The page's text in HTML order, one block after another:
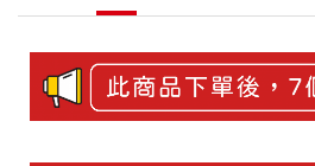
詳
紹
產
品
介
紹